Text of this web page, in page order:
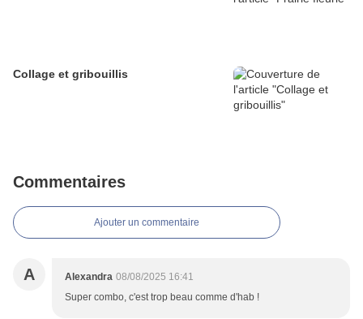
Collage et gribouillis
Commentaires
Ajouter un commentaire
A Alexandra 08/08/2025 16:41
Super combo, c'est trop beau comme d'hab !